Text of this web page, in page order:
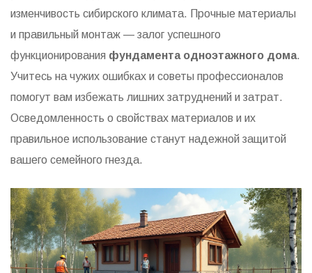
изменчивость сибирского климата. Прочные материалы
и правильный монтаж — залог успешного
функционирования фундамента одноэтажного дома.
Учитесь на чужих ошибках и советы профессионалов
помогут вам избежать лишних затруднений и затрат.
Осведомленность о свойствах материалов и их
правильное использование станут надежной защитой
вашего семейного гнезда.